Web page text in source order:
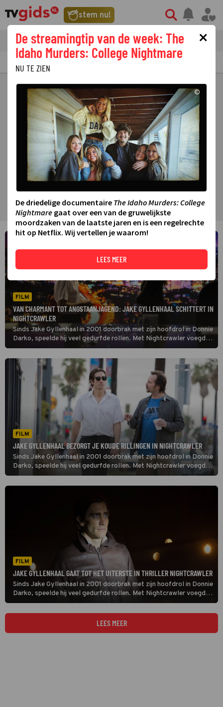
stem nu!
tvgids streaming nieuws
PRIMETIME GEMIST
FILM
VAN CHARMANT TOT ANGSTAANJAGEND: JAKE GYLLENHAAL SCHITTERT IN
NIGHTCRAWLER
Sinds Jake Gyllenhaal in 2001 doorbrak met zijn hoofdrol in Donnie
Darko, speelde hij veel gedurfde rollen. Met Nightcrawler voegde
hij er weer een toe aan zijn toch al indrukwekkende palmares.
FILM
JAKE GYLLENHAAL BEZORGT JE KOUDE RILLINGEN IN NIGHTCRAWLER
Sinds Jake Gyllenhaal in 2001 doorbrak met zijn hoofdrol in Donnie
Darko, speelde hij veel gedurfde rollen. Met Nightcrawler voegde
hij er weer een toe aan zijn toch al indrukwekkende palmares.
FILM
JAKE GYLLENHAAL GAAT TOT HET UITERSTE IN THRILLER NIGHTCRAWLER
Sinds Jake Gyllenhaal in 2001 doorbrak met zijn hoofdrol in Donnie
Darko, speelde hij veel gedurfde rollen. Met Nightcrawler voegde
hij er weer een toe aan zijn toch al indrukwekkende palmares.
LEES MEER
×
De streamingtip van de week: The
Idaho Murders: College Nightmare
NU TE ZIEN
©
De driedelige documentaire The Idaho Murders: College
Nightmare gaat over een van de gruwelijkste
moordzaken van de laatste jaren en is een regelrechte
hit op Netflix. Wij vertellen je waarom!
LEES MEER